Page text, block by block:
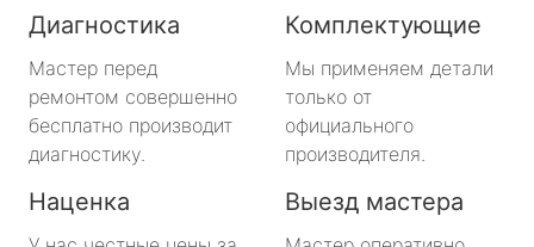
Диагностика
Мастер перед
ремонтом совершенно
бесплатно производит
диагностику.
Комплектующие
Мы применяем детали
только от
официального
производителя.
Наценка Выезд мастера